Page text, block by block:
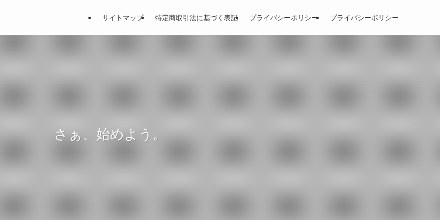
サイトマップ 特定商取引法に基づく表記 プライバシーポリシー プライバシーポリシー
さぁ、始めよう。